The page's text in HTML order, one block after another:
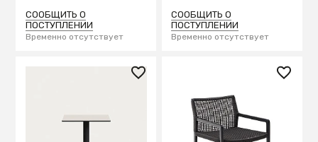
основании 60 x 60 x 96
см
СООБЩИТЬ О
ПОСТУПЛЕНИИ
Временно отсутствует
СООБЩИТЬ О
ПОСТУПЛЕНИИ
Временно отсутствует